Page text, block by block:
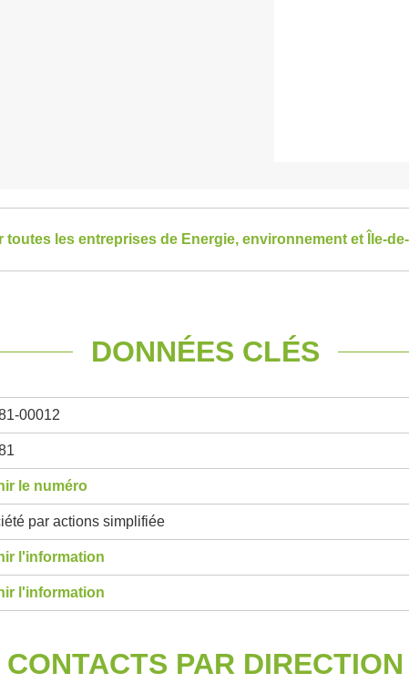
toutes les entreprises de Energie, environnement et Île-
DONNÉES CLÉS
00012
le numéro
par actions simplifiée
l'information
l'information
CONTACTS PAR DIRECTION